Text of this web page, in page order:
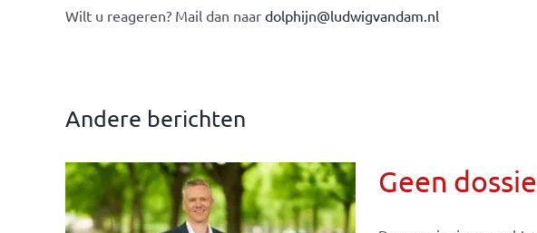
Wilt u reageren? Mail dan naar dolphijn@ludwigvandam.nl
Andere berichten
Geen